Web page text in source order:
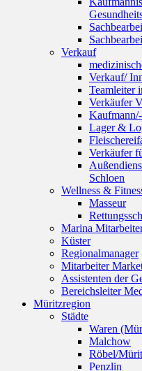
Verkauf
Verkauf/
Teamleiter
Verkäufer
Lager &
Verkäufer
Schloen
Wellness &
Masseur
Marina
Küster
Regionalmanager
Mitarbeiter
Assistenten der
Bereichsleiter
Müritzregion
Städte
Waren
Malchow
Röbel/
Penzlin